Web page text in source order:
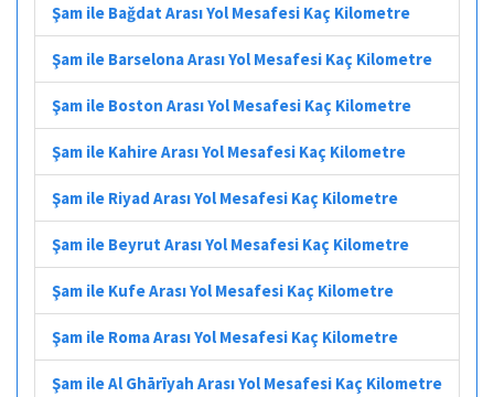
Şam ile Bağdat Arası Yol Mesafesi Kaç Kilometre
Şam ile Barselona Arası Yol Mesafesi Kaç Kilometre
Şam ile Boston Arası Yol Mesafesi Kaç Kilometre
Şam ile Kahire Arası Yol Mesafesi Kaç Kilometre
Şam ile Riyad Arası Yol Mesafesi Kaç Kilometre
Şam ile Beyrut Arası Yol Mesafesi Kaç Kilometre
Şam ile Kufe Arası Yol Mesafesi Kaç Kilometre
Şam ile Roma Arası Yol Mesafesi Kaç Kilometre
Şam ile Al Ghārīyah Arası Yol Mesafesi Kaç Kilometre